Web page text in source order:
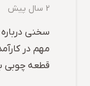
2 سال پیش
سخنی
مهم در
قطعه چوبی